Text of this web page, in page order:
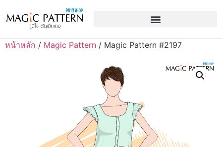
หน้าหลัก / Magic Pattern / Magic Pattern #2197